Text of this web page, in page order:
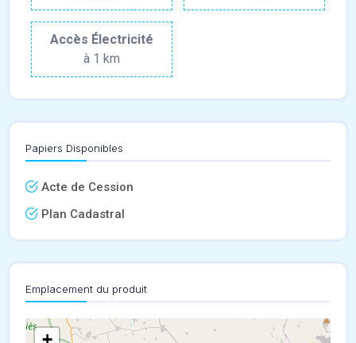
Accès Électricité
à 1 km
Papiers Disponibles
Acte de Cession
Plan Cadastral
Emplacement du produit